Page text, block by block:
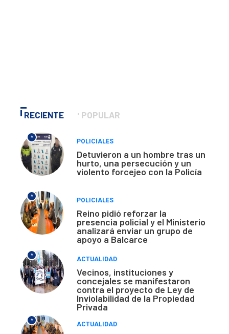
RECIENTE POPULAR
*
POLICIALES
Detuvieron a un hombre tras un
hurto, una persecución y un
violento forcejeo con la Policía
*
POLICIALES
Reino pidió reforzar la
presencia policial y el Ministerio
analizará enviar un grupo de
apoyo a Balcarce
*
ACTUALIDAD
Vecinos, instituciones y
concejales se manifestaron
contra el proyecto de Ley de
Inviolabilidad de la Propiedad
Privada
*
ACTUALIDAD